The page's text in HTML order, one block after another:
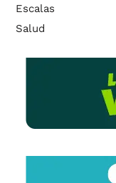
Escalas
Salud